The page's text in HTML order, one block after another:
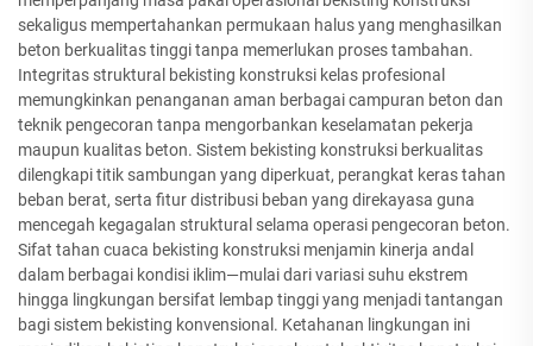
sekaligus mempertahankan permukaan halus yang menghasilkan
beton berkualitas tinggi tanpa memerlukan proses tambahan.
Integritas struktural bekisting konstruksi kelas profesional
memungkinkan penanganan aman berbagai campuran beton dan
teknik pengecoran tanpa mengorbankan keselamatan pekerja
maupun kualitas beton. Sistem bekisting konstruksi berkualitas
dilengkapi titik sambungan yang diperkuat, perangkat keras tahan
beban berat, serta fitur distribusi beban yang direkayasa guna
mencegah kegagalan struktural selama operasi pengecoran beton.
Sifat tahan cuaca bekisting konstruksi menjamin kinerja andal
dalam berbagai kondisi iklim—mulai dari variasi suhu ekstrem
hingga lingkungan bersifat lembap tinggi yang menjadi tantangan
bagi sistem bekisting konvensional. Ketahanan lingkungan ini